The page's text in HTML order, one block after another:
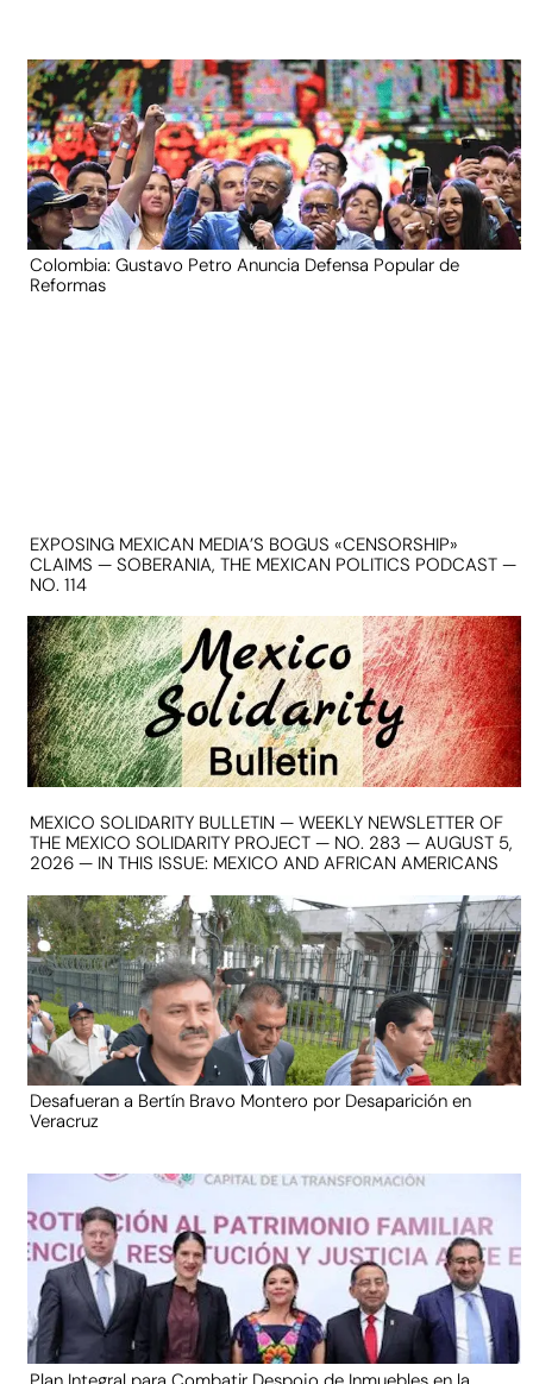
Colombia: Gustavo Petro Anuncia Defensa Popular de
Reformas
EXPOSING MEXICAN MEDIA’S BOGUS «CENSORSHIP»
CLAIMS — SOBERANIA, THE MEXICAN POLITICS PODCAST —
NO. 114
MEXICO SOLIDARITY BULLETIN — WEEKLY NEWSLETTER OF
THE MEXICO SOLIDARITY PROJECT — NO. 283 — AUGUST 5,
2026 — IN THIS ISSUE: MEXICO AND AFRICAN AMERICANS
Desafueran a Bertín Bravo Montero por Desaparición en
Veracruz